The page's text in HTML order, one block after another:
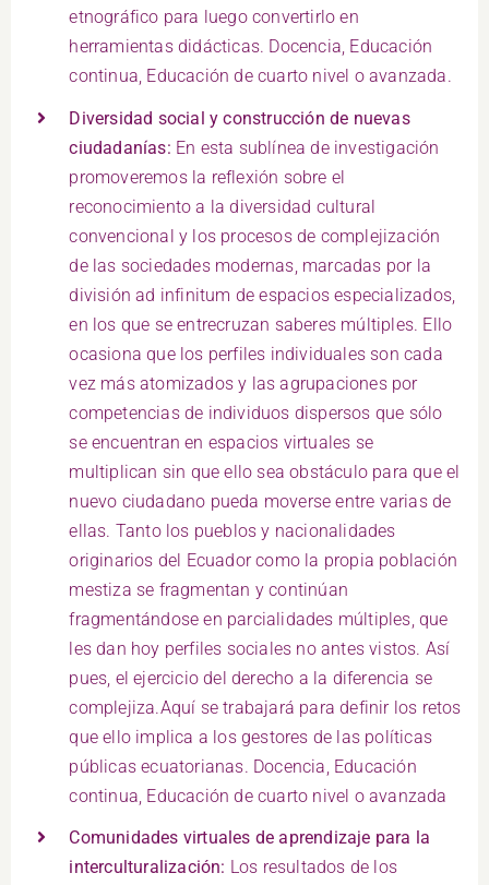
etnográfico para luego convertirlo en
herramientas didácticas. Docencia, Educación
continua, Educación de cuarto nivel o avanzada.
Diversidad social y construcción de nuevas
ciudadanías: En esta sublínea de investigación
promoveremos la reflexión sobre el
reconocimiento a la diversidad cultural
convencional y los procesos de complejización
de las sociedades modernas, marcadas por la
división ad infinitum de espacios especializados,
en los que se entrecruzan saberes múltiples. Ello
ocasiona que los perfiles individuales son cada
vez más atomizados y las agrupaciones por
competencias de individuos dispersos que sólo
se encuentran en espacios virtuales se
multiplican sin que ello sea obstáculo para que el
nuevo ciudadano pueda moverse entre varias de
ellas. Tanto los pueblos y nacionalidades
originarios del Ecuador como la propia población
mestiza se fragmentan y continúan
fragmentándose en parcialidades múltiples, que
les dan hoy perfiles sociales no antes vistos. Así
pues, el ejercicio del derecho a la diferencia se
complejiza.Aquí se trabajará para definir los retos
que ello implica a los gestores de las políticas
públicas ecuatorianas. Docencia, Educación
continua, Educación de cuarto nivel o avanzada
Comunidades virtuales de aprendizaje para la
interculturalización: Los resultados de los